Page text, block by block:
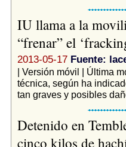
IU llama a la
“frenar” el
2013-05-17 Fuente:
| Versión móvil | Última
técnica, según ha
tan graves y posibles
Detenido en
cinco kilos de